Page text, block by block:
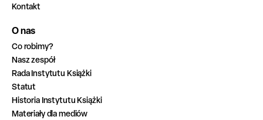
Kontakt
O nas
Co robimy?
Nasz zespół
Rada Instytutu Książki
Statut
Historia Instytutu Książki
Materiały dla mediów